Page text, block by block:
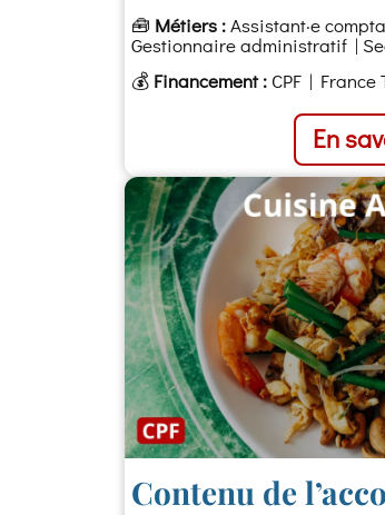
🧰 Métiers :Assistant·e
Gestionnaire administratif |
💰 Financement : CPF | France
En
Contenu de